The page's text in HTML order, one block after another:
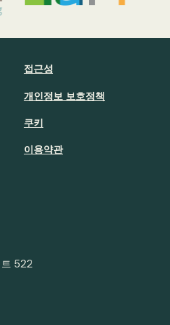
트 522
접근성
개인정보 보호정책
쿠키
이용약관